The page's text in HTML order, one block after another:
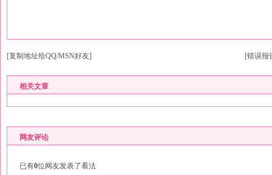
[错误报
[复制地址给QQ/MSN好友]
相关文章
网友评论
已有0位网友发表了看法